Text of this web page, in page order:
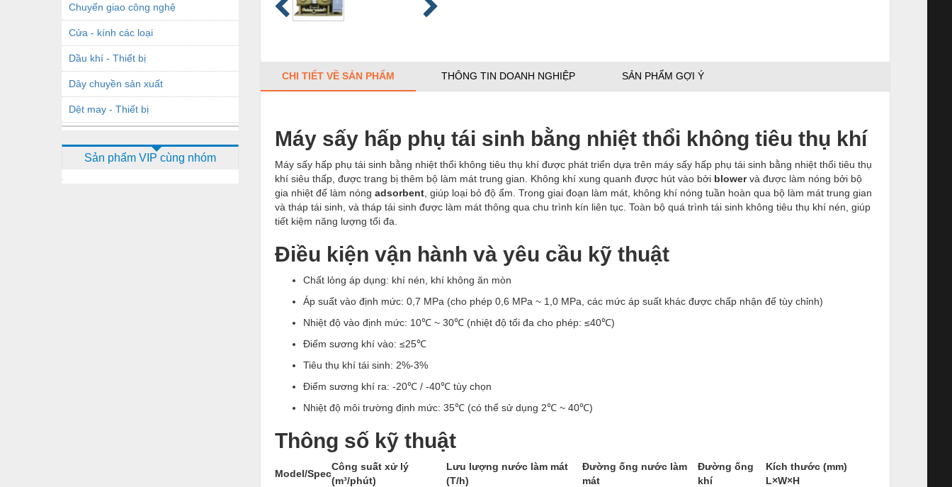
Chuyển giao công nghệ
Cửa - kính các loại
Dầu khí - Thiết bị
Dây chuyền sản xuất
Dệt may - Thiết bị
Dịch vụ - Thi công
Sản phẩm VIP cùng nhóm
CHI TIẾT VỀ SẢN PHẨM THÔNG TIN DOANH NGHIỆP SẢN PHẨM GỢI Ý
Máy sấy hấp phụ tái sinh bằng nhiệt thổi không tiêu thụ khí
Máy sấy hấp phụ tái sinh bằng nhiệt thổi không tiêu thụ khí được phát triển dựa trên máy sấy hấp phụ tái sinh bằng nhiệt thổi tiêu thụ
khí siêu thấp, được trang bị thêm bộ làm mát trung gian. Không khí xung quanh được hút vào bởi blowervà được làm nóng bởi bộ
gia nhiệt để làm nóng adsorbent , giúp loại bỏ độ ẩm. Trong giai đoạn làm mát, không khí nóng tuần hoàn qua bộ làm mát trung gian
và tháp tái sinh, và tháp tái sinh được làm mát thông qua chu trình kín liên tục. Toàn bộ quá trình tái sinh không tiêu thụ khí nén, giúp
tiết kiệm năng lượng tối đa.
Điều kiện vận hành và yêu cầu kỹ thuật
Chất lỏng áp dụng: khí nén, khí không ăn mòn
Áp suất vào định mức: 0,7 MPa (cho phép 0,6 MPa ~ 1,0 MPa, các mức áp suất khác được chấp nhận để tùy chỉnh)
Nhiệt độ vào định mức: 10℃ ~ 30℃ (nhiệt độ tối đa cho phép: ≤40℃)
Điểm sương khí vào: ≤25℃
Tiêu thụ khí tái sinh: 2%-3%
Điểm sương khí ra: -20℃ / -40℃ tùy chọn
Nhiệt độ môi trường định mức: 35℃ (có thể sử dụng 2℃ ~ 40℃)
Thông số kỹ thuật
Model/Spec
Công suất xử lý
(m³/phút)
Lưu lượng nước làm mát
(T/h)
Đường ống nước làm
mát
Đường ống
khí
Kích thước (mm)
L×W×H